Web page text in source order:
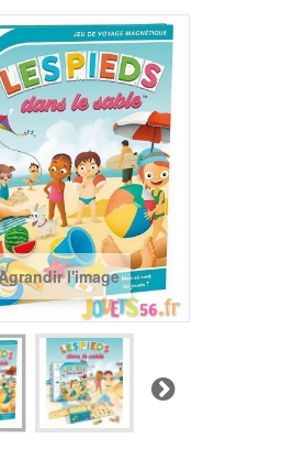
l'image
Suivant